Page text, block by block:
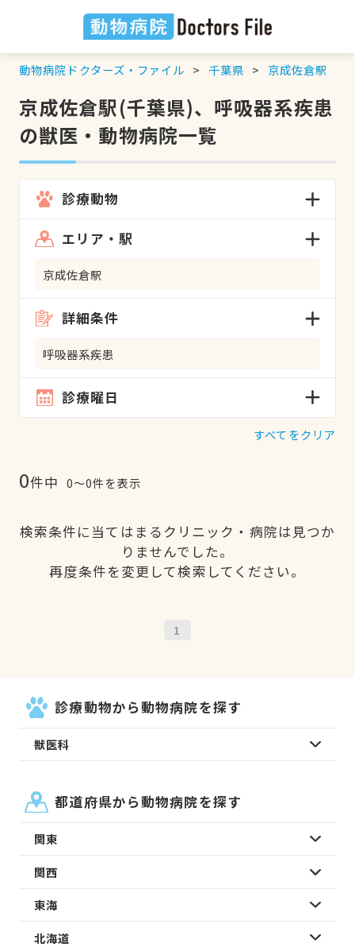
動物病院ドクターズ・ファイル 千葉県 京成佐倉駅
京成佐倉駅(千葉県)、呼吸器系疾患
の獣医・動物病院一覧
診療動物
エリア・駅
京成佐倉駅
詳細条件
呼吸器系疾患
診療曜日
すべてをクリア
0件中 0〜0件を表示
検索条件に当てはまるクリニック・病院は見つか
りませんでした。
再度条件を変更して検索してください。
1
診療動物から動物病院を探す
獣医科
都道府県から動物病院を探す
関東
関西
東海
北海道